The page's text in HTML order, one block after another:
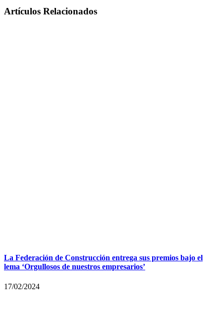
Artículos Relacionados
La Federación de Construcción entrega sus premios bajo el
lema ‘Orgullosos de nuestros empresarios’
17/02/2024